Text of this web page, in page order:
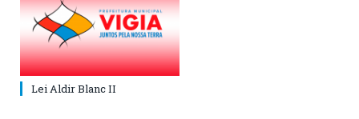
Lei Aldir Blanc II